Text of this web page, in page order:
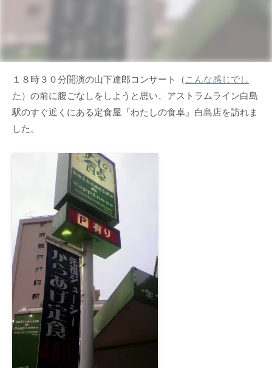
１８時３０分開演の山下達郎コンサート（ こんな感じでし
た ）の前に腹ごなしをしようと思い、アストラムライン白島
駅のすぐ近くにある定食屋『わたしの食卓』白島店を訪れま
した。